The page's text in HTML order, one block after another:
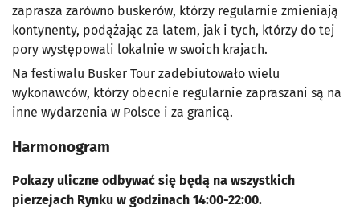
zaprasza zarówno buskerów, którzy regularnie zmieniają
kontynenty, podążając za latem, jak i tych, którzy do tej
pory występowali lokalnie w swoich krajach.
Na festiwalu Busker Tour zadebiutowało wielu
wykonawców, którzy obecnie regularnie zapraszani są na
inne wydarzenia w Polsce i za granicą.
Harmonogram
Pokazy uliczne odbywać się będą na wszystkich
pierzejach Rynku w godzinach 14:00-22:00.